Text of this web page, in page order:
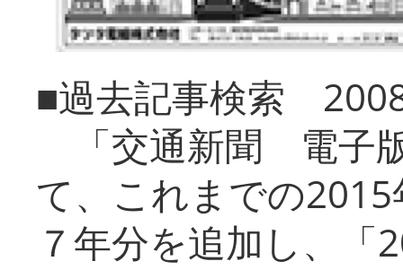
■過去記事検索
「交通新聞 電子
て、これまでの
７年分を追加し、「